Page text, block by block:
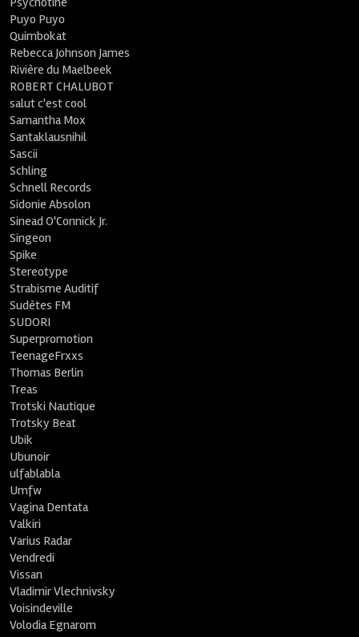
Puyo Puyo
Quimbokat
Rebecca Johnson James
Rivière du Maelbeek
ROBERT CHALUBOT
salut c'est cool
Samantha Mox
Santaklausnihil
Sascii
Schling
Schnell Records
Sidonie Absolon
Sinead O'Connick Jr.
Singeon
Spike
Stereotype
Strabisme Auditif
Sudètes FM
SUDORI
Superpromotion
TeenageFrxxs
Thomas Berlin
Treas
Trotski Nautique
Trotsky Beat
Ubik
Ubunoir
ulfablabla
Umfw
Vagina Dentata
Valkiri
Varius Radar
Vendredi
Vissan
Vladimir Vlechnivsky
Voisindeville
Volodia Egnarom